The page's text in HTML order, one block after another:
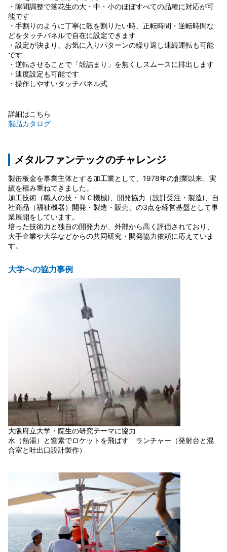
・隙間調整で落花生の大・中・小のほぼすべての品種に対応が可
能です
・手割りのように丁寧に殻を割りたい時、正転時間・逆転時間な
どをタッチパネルで自在に設定できます
・設定が決まり、お気に入りパターンの繰り返し連続運転も可能
です
・逆転させることで「殻詰まり」を無くしスムースに排出します
・速度設定も可能です
・操作しやすいタッチパネル式
詳細はこちら
製品カタログ
メタルファンテックのチャレンジ
製缶板金を事業主体とする加工業として、1978年の創業以来、実
績を積み重ねてきました。
加工技術（職人の技・ＮＣ機械)、開発協力（設計受注・製造)、自
社商品（福祉機器）開発・製造・販売、の3点を経営基盤として事
業展開をしています。
培った技術力と独自の開発力が、外部から高く評価されており、
大手企業や大学などからの共同研究・開発協力依頼に応えていま
す。
大学への協力事例
大阪府立大学・院生の研究テーマに協力
水（熱湯）と窒素でロケットを飛ばす ランチャー（発射台と混
合室と吐出口設計製作）